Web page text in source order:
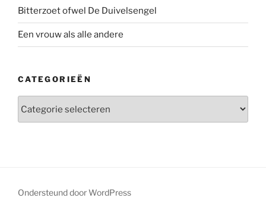
Bitterzoet ofwel De Duivelsengel
Een vrouw als alle andere
CATEGORIEËN
Ondersteund door WordPress